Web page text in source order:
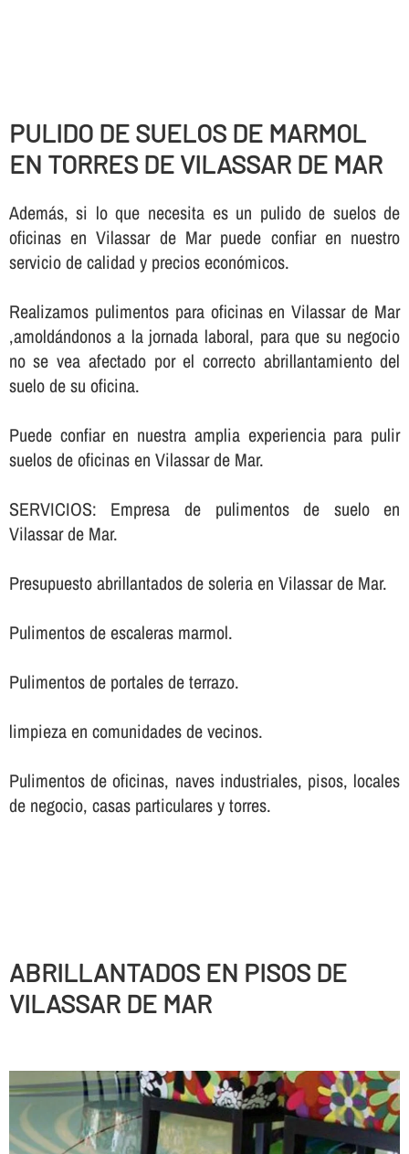
PULIDO DE SUELOS DE MARMOL
EN TORRES DE VILASSAR DE MAR
Además, si lo que necesita es un pulido de suelos de
oficinas en Vilassar de Mar puede confiar en nuestro
servicio de calidad y precios económicos.
Realizamos pulimentos para oficinas en Vilassar de Mar
,amoldándonos a la jornada laboral, para que su negocio
no se vea afectado por el correcto abrillantamiento del
suelo de su oficina.
Puede confiar en nuestra amplia experiencia para pulir
suelos de oficinas en Vilassar de Mar.
SERVICIOS: Empresa de pulimentos de suelo en
Vilassar de Mar.
Presupuesto abrillantados de soleria en Vilassar de Mar.
Pulimentos de escaleras marmol.
Pulimentos de portales de terrazo.
limpieza en comunidades de vecinos.
Pulimentos de oficinas, naves industriales, pisos, locales
de negocio, casas particulares y torres.
ABRILLANTADOS EN PISOS DE
VILASSAR DE MAR